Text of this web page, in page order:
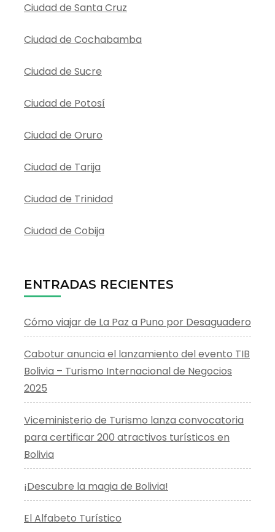
Ciudad de Santa Cruz
Ciudad de Cochabamba
Ciudad de Sucre
Ciudad de Potosí
Ciudad de Oruro
Ciudad de Tarija
Ciudad de Trinidad
Ciudad de Cobija
ENTRADAS RECIENTES
Cómo viajar de La Paz a Puno por Desaguadero
Cabotur anuncia el lanzamiento del evento TIB
Bolivia – Turismo Internacional de Negocios
2025
Viceministerio de Turismo lanza convocatoria
para certificar 200 atractivos turísticos en
Bolivia
¡Descubre la magia de Bolivia!
El Alfabeto Turístico